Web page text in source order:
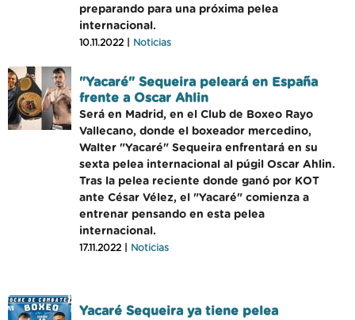
preparando para una próxima pelea
internacional.
10.11.2022 | Noticias
"Yacaré" Sequeira peleará en España
frente a Oscar Ahlin
Será en Madrid, en el Club de Boxeo Rayo
Vallecano, donde el boxeador mercedino,
Walter "Yacaré" Sequeira enfrentará en su
sexta pelea internacional al púgil Oscar Ahlin.
Tras la pelea reciente donde ganó por KOT
ante César Vélez, el "Yacaré" comienza a
entrenar pensando en esta pelea
internacional.
17.11.2022 | Noticias
Yacaré Sequeira ya tiene pelea